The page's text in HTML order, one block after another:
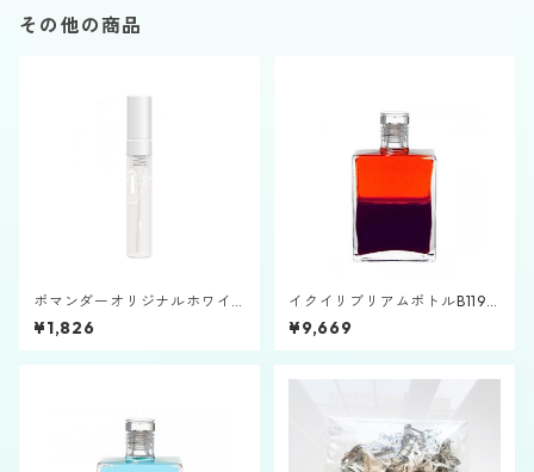
その他の商品
ポマンダーオリジナルホワイ
ト2.5㎖バイアル①
¥1,826
イクイリブリアムボトルB119
「セレス」
¥9,669